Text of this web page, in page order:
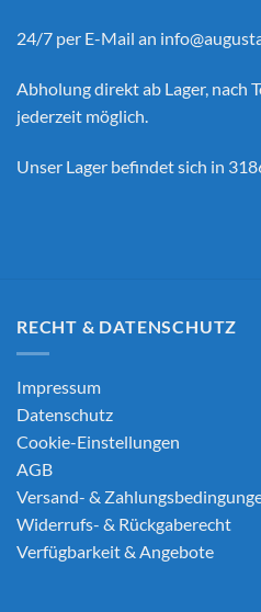
24/7 per E-Mail an
Abholung direkt ab Lager, nach
jederzeit möglich.
Unser Lager befindet sich in
RECHT & DATENSCHUTZ
Impressum
Datenschutz
Cookie-Einstellungen
AGB
Versand- &
Widerrufs- & Rückgaberecht
Verfügbarkeit & Angebote